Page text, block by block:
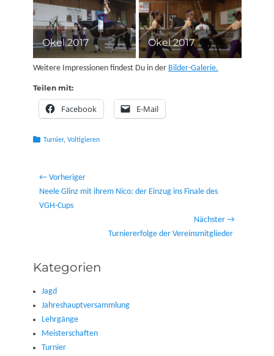
Okel 2017 Okel 2017
Weitere Impressionen findest Du in der Bilder-Galerie.
Teilen mit:
Facebook E-Mail
Kategorien
Turnier, Voltigieren
Beitragsnavigation
← Vorheriger
Vorheriger
Beitrag:
Neele Glinz mit ihrem Nico: der Einzug ins Finale des
VGH-Cups
Nächster →
Turniererfolge der Vereinsmitglieder
Kategorien
Jagd
Jahreshauptversammlung
Lehrgänge
Meisterschaften
Turnier